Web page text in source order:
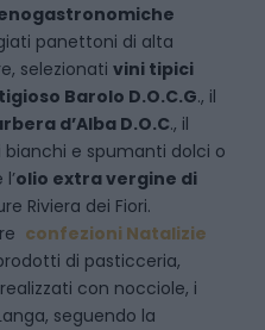
panettoni di alta
selezionati vini tipici
Barolo D.O.C.G., il
d’Alba D.O.C., il
bianchi e spumanti dolci o
olio extra vergine di
Riviera dei Fiori.
confezioni Natalizie
di pasticceria,
con nocciole, i
seguendo la